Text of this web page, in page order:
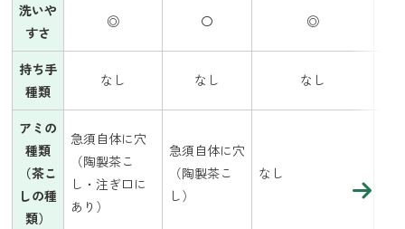
洗いや
すさ
◎ 〇 ◎
持ち手
種類
なし なし なし
アミの
種類
（茶こ
しの種
類）
急須自体に穴
（陶製茶こ
し・注ぎ口に
あり）
急須自体に穴
（陶製茶こ
し）
なし